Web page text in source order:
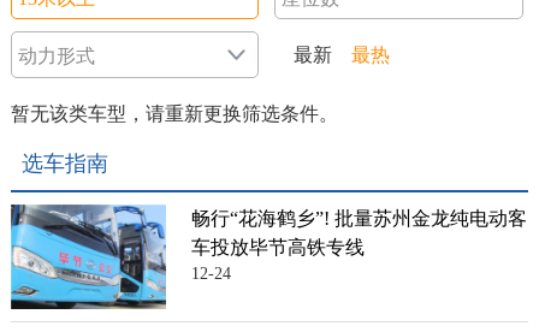
最新 最热
暂无该类车型，请重新更换筛选条件。
选车指南
畅行“花海鹤乡”! 批量苏州金龙纯电动客
车投放毕节高铁专线
12-24